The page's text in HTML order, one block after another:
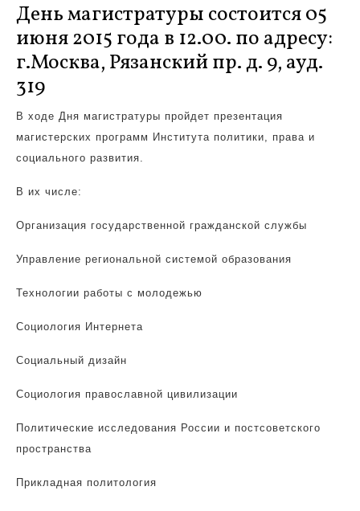
День магистратуры состоится 05
июня 2015 года в 12.00. по адресу:
г.Москва, Рязанский пр. д. 9, ауд.
319
В ходе Дня магистратуры пройдет презентация
магистерских программ Института политики, права и
социального развития.
В их числе:
Организация государственной гражданской службы
Управление региональной системой образования
Технологии работы с молодежью
Социология Интернета
Социальный дизайн
Социология православной цивилизации
Политические исследования России и постсоветского
пространства
Прикладная политология